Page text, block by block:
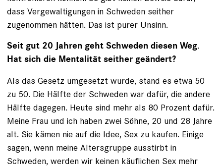
dass Vergewaltigungen in Schweden seither
zugenommen hätten. Das ist purer Unsinn.
Seit gut 20 Jahren geht Schweden diesen Weg.
Hat sich die Mentalität seither geändert?
Als das Gesetz umgesetzt wurde, stand es etwa 50
zu 50. Die Hälfte der Schweden war dafür, die andere
Hälfte dagegen. Heute sind mehr als 80 Prozent dafür.
Meine Frau und ich haben zwei Söhne, 20 und 28 Jahre
alt. Sie kämen nie auf die Idee, Sex zu kaufen. Einige
sagen, wenn meine Altersgruppe ausstirbt in
Schweden, werden wir keinen käuflichen Sex mehr